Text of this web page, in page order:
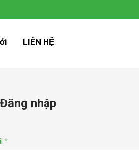
LIÊN HỆ
Đăng nhập
*